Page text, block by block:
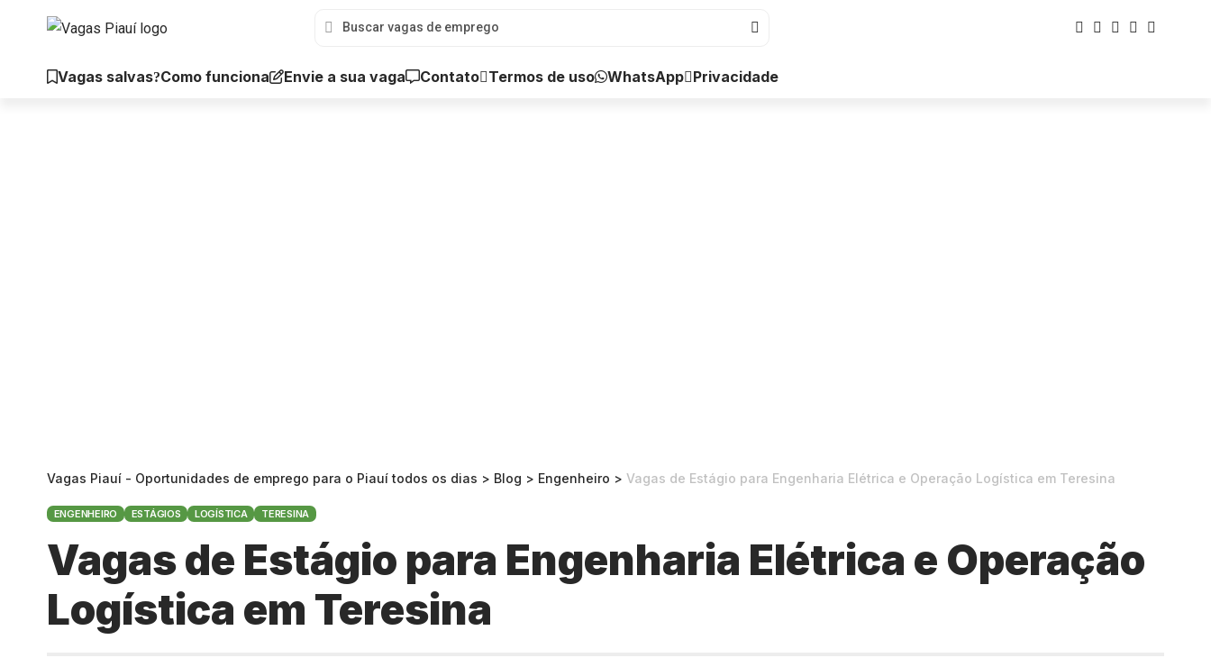
Vagas salvas Como funciona Envie a sua vaga Contato Termos de uso WhatsApp Privacidade
Vagas Piauí - Oportunidades de emprego para o Piauí todos os dias > Blog > Engenheiro > Vagas de Estágio para Engenharia Elétrica e Operação Logística em Teresina
ENGENHEIRO ESTÁGIOS LOGÍSTICA TERESINA
Vagas de Estágio para Engenharia Elétrica e Operação
Logística em Teresina